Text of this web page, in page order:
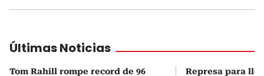
Últimas Noticias
Tom Rahill rompe record de 96
Represa para